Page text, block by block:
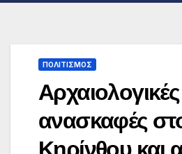
ΠΟΛΙΤΙΣΜΟΣ
Αρχαιολογικές
ανασκαφές